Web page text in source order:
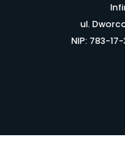
ul.
NIP: 783-